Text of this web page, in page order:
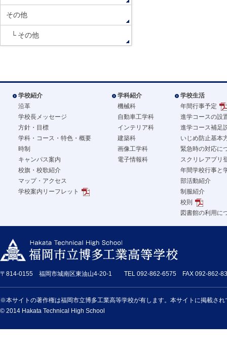
その他
その他
学校紹介
沿革
学校長メッセージ
方針・目標
学科・コース・特色・概要
時制
キャンパス案内
校旗・校歌紹介
マップ・アクセス
学校案内リーフレット
学科紹介
機械科
自動車工学科
インテリア科
建築科
画像工学科
電子情報科
学校生活
年間行事予定
進学コースの設
進学コース補足
いじめ防止基本
緊急時の対応に
スクリレアプリ
年間学校行事と
部活動紹介
制服紹介
校則
図書館の利用に
〒814-0155 福岡市城南区東油山4-20-1 TEL 092-862-6575 FAX 092-862-
※本サイトの著作権は福岡市立博多工業高等学校が有します。本サイトに掲載さ
© 2014 Hakata Technical High School